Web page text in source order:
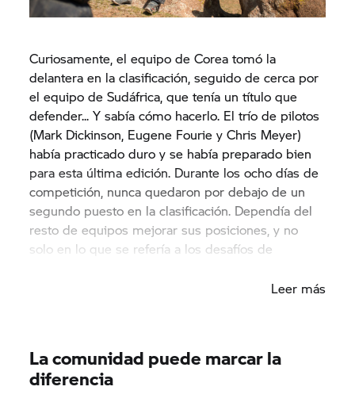
Curiosamente, el equipo de Corea tomó la
delantera en la clasificación, seguido de cerca por
el equipo de Sudáfrica, que tenía un título que
defender... Y sabía cómo hacerlo. El trío de pilotos
(Mark Dickinson, Eugene Fourie y Chris Meyer)
había practicado duro y se había preparado bien
para esta última edición. Durante los ocho días de
competición, nunca quedaron por debajo de un
segundo puesto en la clasificación. Dependía del
resto de equipos mejorar sus posiciones, y no
solo en lo que se refería a los desafíos de
Leer más
La comunidad puede marcar la
diferencia